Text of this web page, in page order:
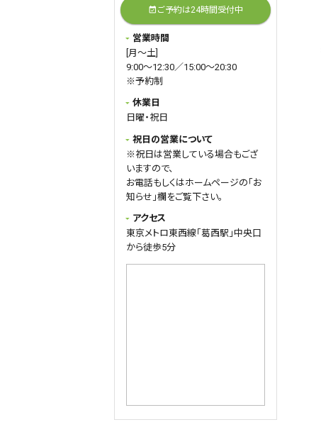
となります。
※通常の休診日（日曜・祝日）に加
え、上記期間はGW休診および一部
診療時間の変更がございます。
それ以外の平日は通常通り診療し
ております。
【当院は予約制になっています。】
当日予約でも大丈夫✨
当日でも、ご連絡を頂ければ空いて
いる時間をご案内いたしますのでお
気軽にご連絡下さい。
また、急な症状悪化や急患の方は
予約状況によりお待ちいただくこと
たします✨
ご予約の際は、
event_available ご予約は24時間受付中
営業時間
[月～土]
9:00～12:30／15:00～20:30
※予約制
休業日
日曜・祝日
祝日の営業について
※祝日は営業している場合もござ
いますので、
お電話もしくはホームページの「お
知らせ」欄をご覧下さい。
アクセス
東京メトロ東西線「葛西駅」中央口
から徒歩5分